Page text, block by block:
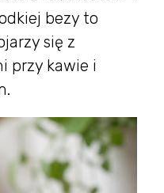
bezy to
się z
przy kawie i